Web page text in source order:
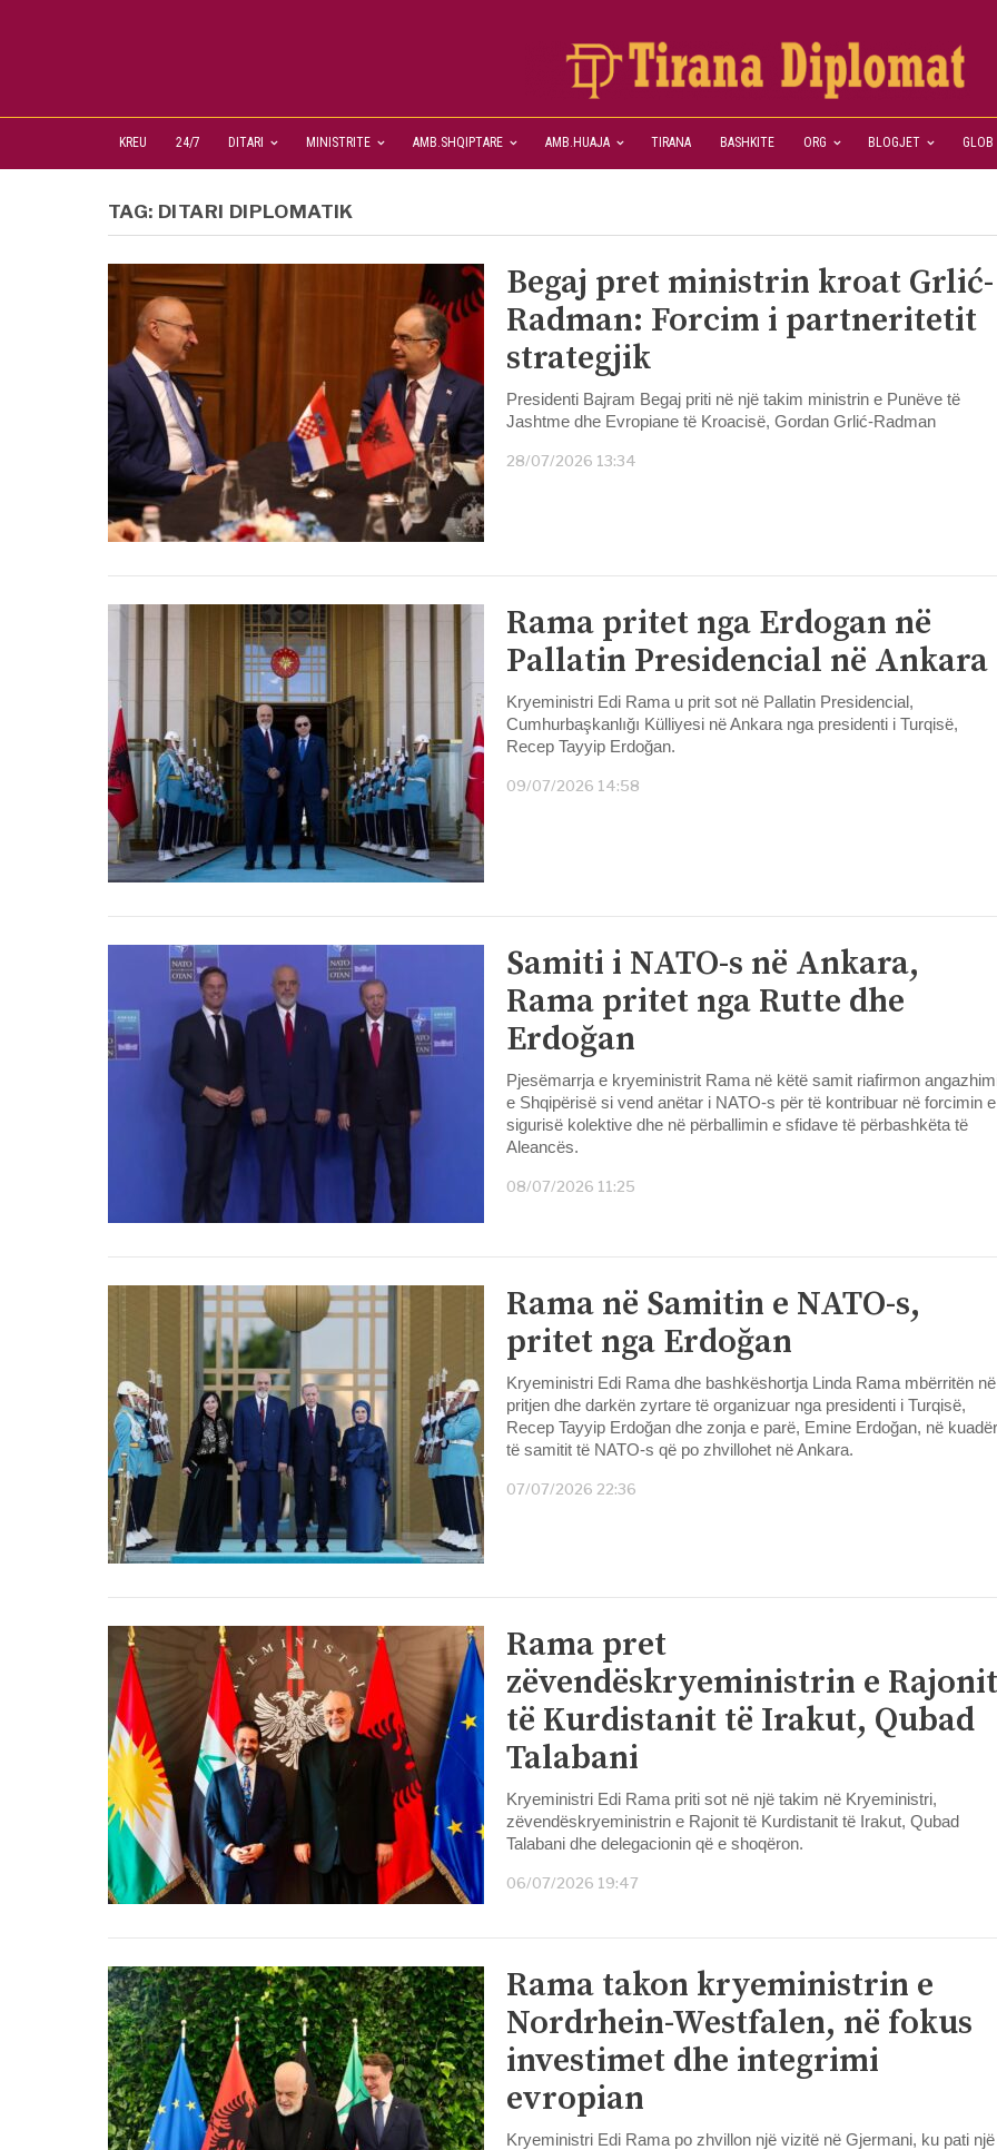
KREU 24/7 DITARI MINISTRITE AMB.SHQIPTARE AMB.HUAJA TIRANA BASHKITE ORG BLOGJET GLOB
TAG: DITARI DIPLOMATIK
Begaj pret ministrin kroat Grlić-
Radman: Forcim i partneritetit
strategjik
Presidenti Bajram Begaj priti në një takim ministrin e Punëve të
Jashtme dhe Evropiane të Kroacisë, Gordan Grlić-Radman
28/07/2026 13:34
Rama pritet nga Erdogan në
Pallatin Presidencial në Ankara
Kryeministri Edi Rama u prit sot në Pallatin Presidencial,
Cumhurbaşkanlığı Külliyesi në Ankara nga presidenti i Turqisë,
Recep Tayyip Erdoğan.
09/07/2026 14:58
Samiti i NATO-s në Ankara,
Rama pritet nga Rutte dhe
Erdoğan
Pjesëmarrja e kryeministrit Rama në këtë samit riafirmon
e Shqipërisë si vend anëtar i NATO-s për të kontribuar në forcimin e
sigurisë kolektive dhe në përballimin e sfidave të përbashkëta të
Aleancës.
08/07/2026 11:25
Rama në Samitin e NATO-s,
pritet nga Erdoğan
Kryeministri Edi Rama dhe bashkëshortja Linda Rama mbërritën në
pritjen dhe darkën zyrtare të organizuar nga presidenti i Turqisë,
Recep Tayyip Erdoğan dhe zonja e parë, Emine Erdoğan, në kuadër
të samitit të NATO-s që po zhvillohet në Ankara.
07/07/2026 22:36
Rama pret
zëvendëskryeministrin e Rajonit
të Kurdistanit të Irakut, Qubad
Talabani
Kryeministri Edi Rama priti sot në një takim në Kryeministri,
zëvendëskryeministrin e Rajonit të Kurdistanit të Irakut, Qubad
Talabani dhe delegacionin që e shoqëron.
06/07/2026 19:47
Rama takon kryeministrin e
Nordrhein-Westfalen, në fokus
investimet dhe integrimi
evropian
Kryeministri Edi Rama po zhvillon një vizitë në Gjermani, ku pati një